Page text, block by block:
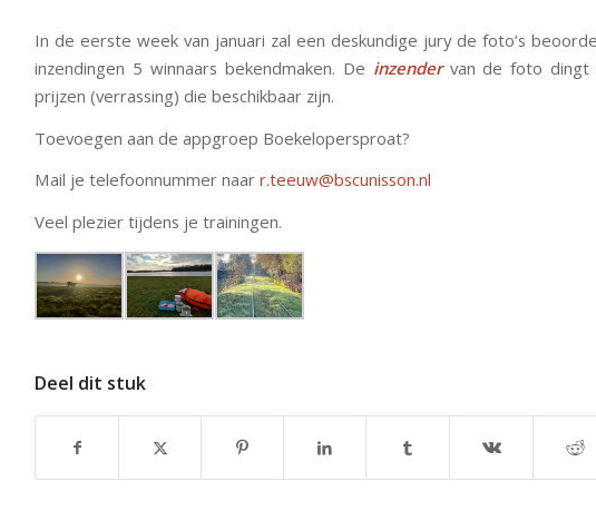
In de eerste week van januari zal een deskundige jury de foto’s
inzendingen 5 winnaars bekendmaken. De inzendervan de foto dingt
prijzen (verrassing) die beschikbaar zijn.
Toevoegen aan de appgroep Boekelopersproat?
Mail je telefoonnummer naar r.teeuw@bscunisson.nl
Veel plezier tijdens je trainingen.
Deel dit stuk